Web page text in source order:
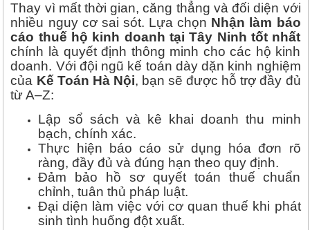
Thay vì mất thời gian, căng thẳng và đối diện với
nhiều nguy cơ sai sót. Lựa chọn Nhận làm báo
cáo thuế hộ kinh doanh tại Tây Ninh tốt nhất
chính là quyết định thông minh cho các hộ kinh
doanh. Với đội ngũ kế toán dày dặn kinh nghiệm
của Kế Toán Hà Nội, bạn sẽ được hỗ trợ đầy đủ
từ A–Z:
Lập sổ sách và kê khai doanh thu minh
bạch, chính xác.
Thực hiện báo cáo sử dụng hóa đơn rõ
ràng, đầy đủ và đúng hạn theo quy định.
Đảm bảo hồ sơ quyết toán thuế chuẩn
chỉnh, tuân thủ pháp luật.
Đại diện làm việc với cơ quan thuế khi phát
sinh tình huống đột xuất.